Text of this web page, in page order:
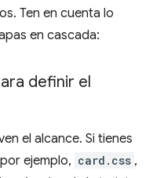
Ten en cuenta lo
en cascada:
definir el
el alcance. Si tienes
ejemplo, card.css ,